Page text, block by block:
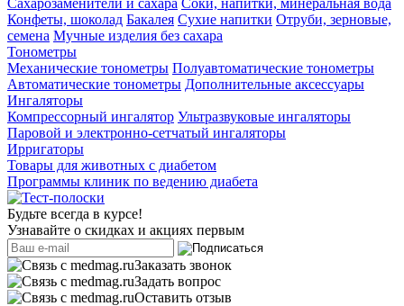
Сахарозаменители и сахара Соки, напитки, минеральная вода
Конфеты, шоколад Бакалея Сухие напитки Отруби, зерновые,
семена Мучные изделия без сахара
Тонометры
Механические тонометры Полуавтоматические тонометры
Автоматические тонометры Дополнительные аксессуары
Ингаляторы
Компрессорный ингалятор Ультразвуковые ингаляторы
Паровой и электронно-сетчатый ингаляторы
Ирригаторы
Товары для животных с диабетом
Программы клиник по ведению диабета
Будьте всегда в курсе!
Узнавайте о скидках и акциях первым
Заказать звонок
Задать вопрос
Оставить отзыв